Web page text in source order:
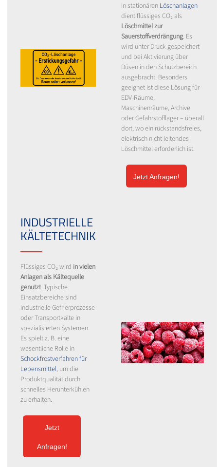
In stationären Löschanlagen
dient flüssiges CO₂ als
Löschmittel zur
Sauerstoffverdrängung. Es
wird unter Druck gespeichert
und bei Aktivierung über
Düsen in den Schutzbereich
ausgebracht. Besonders
geeignet ist diese Lösung für
EDV-Räume,
Maschinenräume, Archive
oder Gefahrstofflager – überall
dort, wo ein rückstandsfreies,
elektrisch nicht leitendes
Löschmittel erforderlich ist.
Jetzt Anfragen!
INDUSTRIELLE
KÄLTETECHNIK
Flüssiges CO₂ wird in vielen
Anlagen als Kältequelle
genutzt. Typische
Einsatzbereiche sind
industrielle Gefrierprozesse
oder Transportkälte in
spezialisierten Systemen.
Es spielt z. B. eine
wesentliche Rolle in
Schockfrostverfahren für
Lebensmittel, um die
Produktqualität durch
schnelles Herunterkühlen
zu erhalten.
Jetzt
Anfragen!